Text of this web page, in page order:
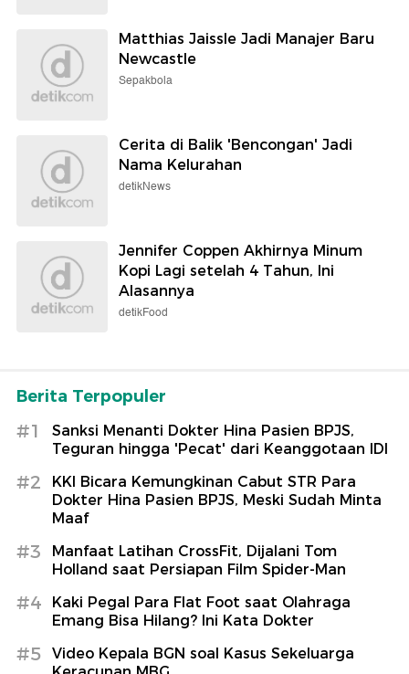
Matthias Jaissle Jadi Manajer Baru
Newcastle
Sepakbola
Cerita di Balik 'Bencongan' Jadi
Nama Kelurahan
detikNews
Jennifer Coppen Akhirnya Minum
Kopi Lagi setelah 4 Tahun, Ini
Alasannya
detikFood
Berita Terpopuler
#1
Sanksi Menanti Dokter Hina Pasien BPJS,
Teguran hingga 'Pecat' dari Keanggotaan IDI
#2
KKI Bicara Kemungkinan Cabut STR Para
Dokter Hina Pasien BPJS, Meski Sudah Minta
Maaf
#3
Manfaat Latihan CrossFit, Dijalani Tom
Holland saat Persiapan Film Spider-Man
#4
Kaki Pegal Para Flat Foot saat Olahraga
Emang Bisa Hilang? Ini Kata Dokter
#5
Video Kepala BGN soal Kasus Sekeluarga